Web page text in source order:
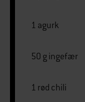
1 agurk
50 g ingefær
1 rød chili